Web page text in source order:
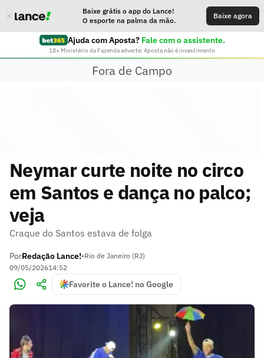
Baixe grátis o app do Lance!
O esporte na palma da mão.
Baixe agora
Ajuda com Aposta? Fale com o assistente.
18+ Ministério da Fazenda adverte: Aposta não é investimento
Fora de Campo
Neymar curte noite no circo
em Santos e dança no palco;
veja
Craque do Santos estava de folga
PorRedação Lance!•Rio de Janeiro (RJ)
09/05/202614:52
Favorite o Lance! no Google